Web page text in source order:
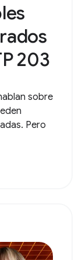
203
sobre
Pero